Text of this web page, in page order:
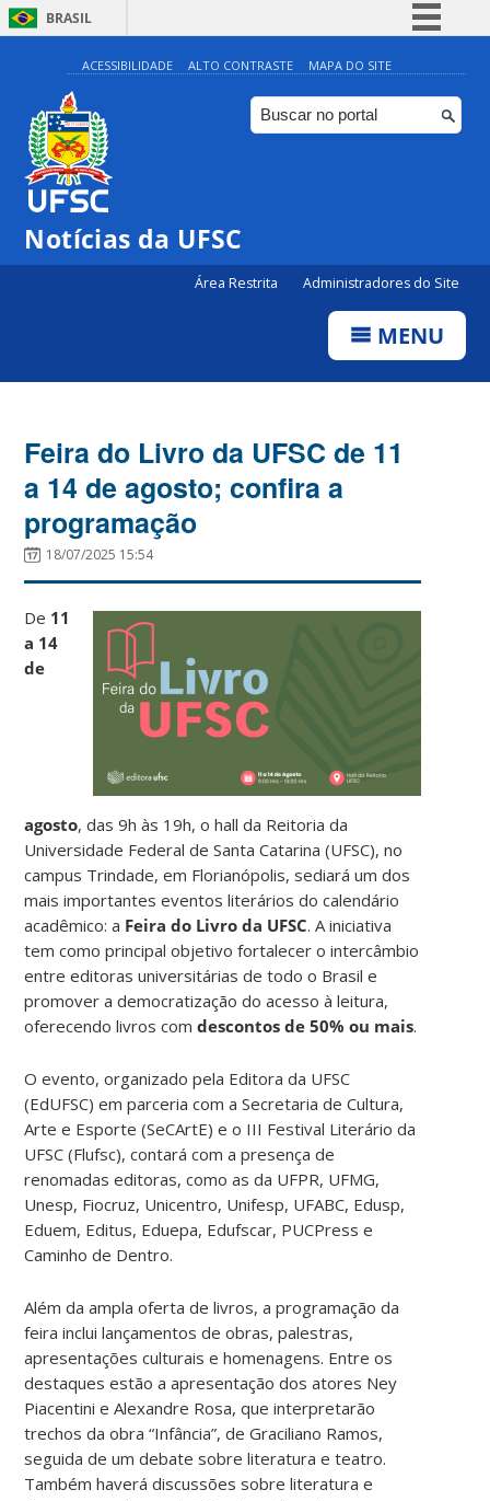
BRASIL
Simplifique!
Comunica BR
Participe
ACESSIBILIDADE ALTO CONTRASTE MAPA DO SITE
Notícias da UFSC
Área Restrita Administradores do Site
MENU
Feira do Livro da UFSC de 11
a 14 de agosto; confira a
programação
18/07/2025 15:54
De 11
a 14
de
agosto, das 9h às 19h, o hall da Reitoria da
Universidade Federal de Santa Catarina (UFSC), no
campus Trindade, em Florianópolis, sediará um dos
mais importantes eventos literários do calendário
acadêmico: a Feira do Livro da UFSC. A iniciativa
tem como principal objetivo fortalecer o intercâmbio
entre editoras universitárias de todo o Brasil e
promover a democratização do acesso à leitura,
oferecendo livros comdescontos de 50% ou mais.
O evento, organizado pela Editora da UFSC
(EdUFSC) em parceria com a Secretaria de Cultura,
Arte e Esporte (SeCArtE) e o III Festival Literário da
UFSC (Flufsc), contará com a presença de
renomadas editoras, como as da UFPR, UFMG,
Unesp, Fiocruz, Unicentro, Unifesp, UFABC, Edusp,
Eduem, Editus, Eduepa, Edufscar, PUCPress e
Caminho de Dentro.
Além da ampla oferta de livros, a programação da
feira inclui lançamentos de obras, palestras,
apresentações culturais e homenagens. Entre os
destaques estão a apresentação dos atores Ney
Piacentini e Alexandre Rosa, que interpretarão
trechos da obra “Infância”, de Graciliano Ramos,
seguida de um debate sobre literatura e teatro.
Também haverá discussões sobre literatura e